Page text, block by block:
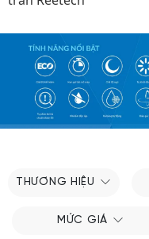
t
h
THƯƠNG HIỆU
MỨC GIÁ